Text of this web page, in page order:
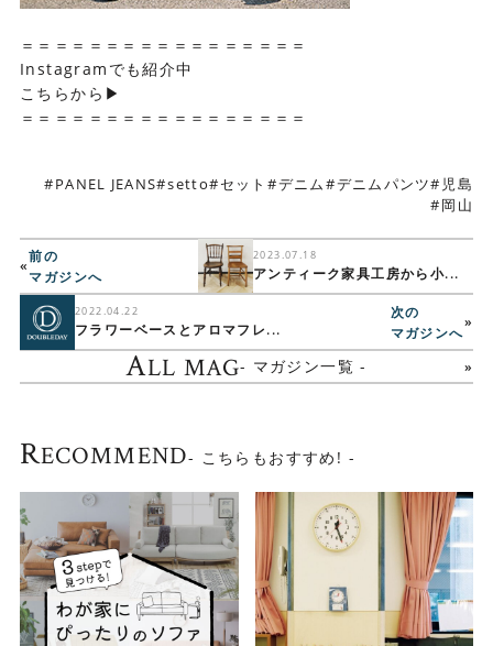
＝＝＝＝＝＝＝＝＝＝＝＝＝＝＝＝＝
Instagramでも紹介中
こちらから▶
＝＝＝＝＝＝＝＝＝＝＝＝＝＝＝＝＝
PANEL JEANS setto セット デニム デニムパンツ
児島
岡山
2023.07.18
アンティーク家具工房から小...
«
前の
マガジンへ
ALL MAG- マガジン一覧 -
2022.04.22
フラワーベースとアロマフレ...
次の
マガジンへ
»
RECOMMEND- こちらもおすすめ! -